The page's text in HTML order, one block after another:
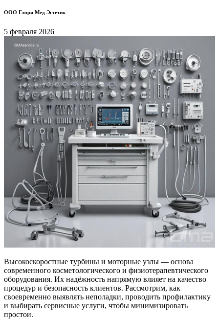
ООО Глори Мед Эстетик
5 февраля 2026
Высокоскоростные турбины и моторные узлы — основа
современного косметологического и физиотерапевтического
оборудования. Их надёжность напрямую влияет на качество
процедур и безопасность клиентов. Рассмотрим, как
своевременно выявлять неполадки, проводить профилактику
и выбирать сервисные услуги, чтобы минимизировать
простои.